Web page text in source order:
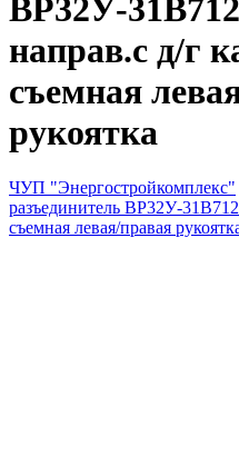
ВР32У-
направ.с д/г
съемная
рукоятка
ЧУП "Энергостройкомплекс"
разъединитель ВР32У-
съемная левая/правая